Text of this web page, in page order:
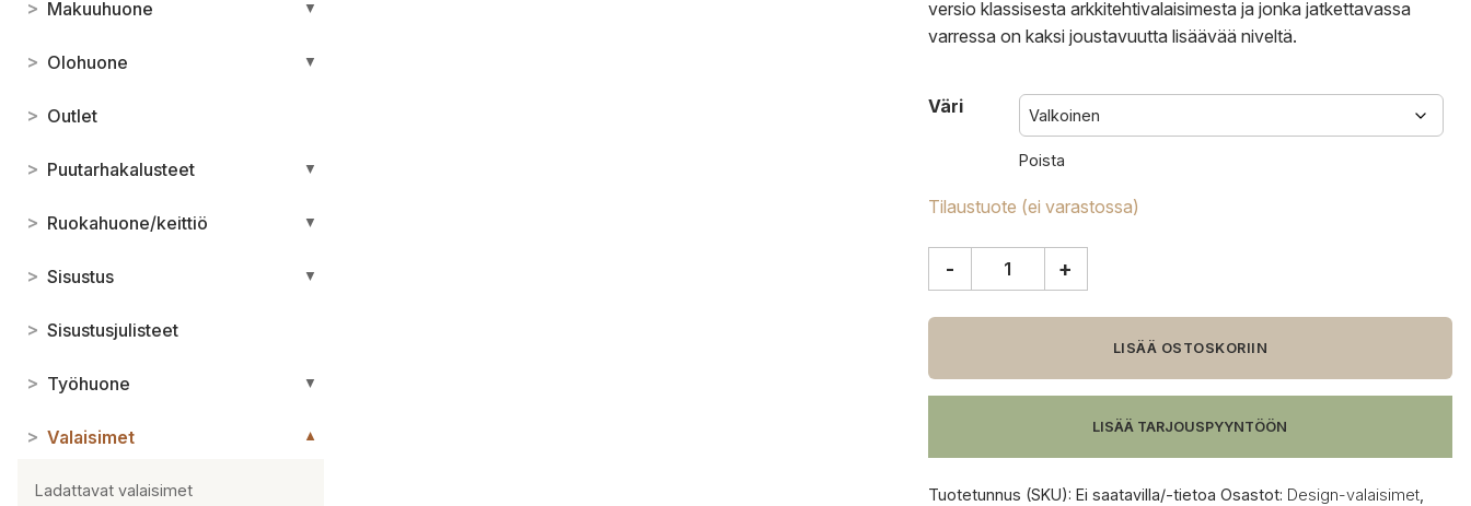
> Makuuhuone ▼
> Olohuone ▼
> Outlet
> Puutarhakalusteet ▼
> Ruokahuone/keittiö ▼
> Sisustus ▼
> Sisustusjulisteet
> Työhuone ▼
> Valaisimet ▼
Ladattavat valaisimet
versio klassisesta arkkitehtivalaisimesta ja jonka jatkettavassa
varressa on kaksi joustavuutta lisäävää niveltä.
Väri
Poista
Tilaustuote (ei varastossa)
NJP
pöytävalaisin
määrä
- +
LISÄÄ OSTOSKORIIN
LISÄÄ TARJOUSPYYNTÖÖN
Tuotetunnus (SKU): Ei saatavilla/-tietoa Osastot: Design-valaisimet,